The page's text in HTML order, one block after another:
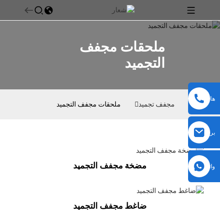
هاتف
بريد
إلكتروني
واتساب
ملحقات مجفف
التجميد
بيت مجفف تجميد ملحقات مجفف التجميد
مضخة مجفف التجميد
ضاغط مجفف التجميد